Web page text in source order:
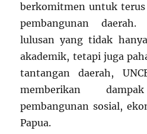
berkomitmen untuk
pembangunan
lulusan yang tidak
akademik, tetapi juga
tantangan daerah,
memberikan
pembangunan sosial,
Papua.